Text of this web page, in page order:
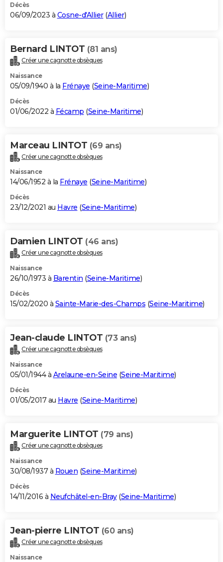
Décès
06/09/2023 à Cosne-d'Allier(Allier)
Bernard LINTOT (81 ans)
Créer une cagnotte obsèques
Naissance
05/09/1940 à la Frénaye (Seine-Maritime)
Décès
01/06/2022 à Fécamp (Seine-Maritime)
Marceau LINTOT (69 ans)
Créer une cagnotte obsèques
Naissance
14/06/1952 à la Frénaye (Seine-Maritime)
Décès
23/12/2021 au Havre (Seine-Maritime)
Damien LINTOT (46 ans)
Créer une cagnotte obsèques
Naissance
26/10/1973 à Barentin (Seine-Maritime)
Décès
15/02/2020 à Sainte-Marie-des-Champs (Seine-Maritime)
Jean-claude LINTOT (73 ans)
Créer une cagnotte obsèques
Naissance
05/01/1944 à Arelaune-en-Seine (Seine-Maritime)
Décès
01/05/2017 au Havre (Seine-Maritime)
Marguerite LINTOT (79 ans)
Créer une cagnotte obsèques
Naissance
30/08/1937 à Rouen (Seine-Maritime)
Décès
14/11/2016 à Neufchâtel-en-Bray(Seine-Maritime)
Jean-pierre LINTOT (60 ans)
Créer une cagnotte obsèques
Naissance